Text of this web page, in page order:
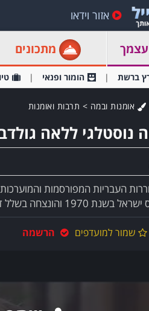
אזור וידאו
מתכונים
ברשת הומור ופנאי
אומנות ובמה > תרבות ואומנות
נוסטלגי ללאה
העבריות המפורסמות
בשלל דרכים. אנחנו מד..
שמור למועדפים הרשמה